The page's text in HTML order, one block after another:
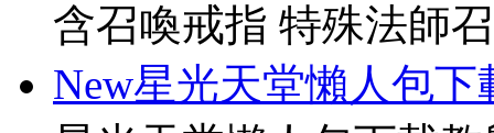
含召喚戒指 特殊法師
New星光天堂懶人包下